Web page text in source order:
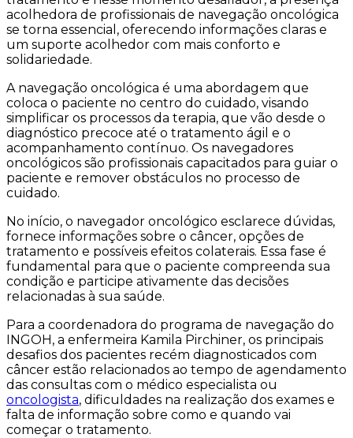
acolhedora de profissionais de navegação oncológica
se torna essencial, oferecendo informações claras e
um suporte acolhedor com mais conforto e
solidariedade.
A navegação oncológica é uma abordagem que
coloca o paciente no centro do cuidado, visando
simplificar os processos da terapia, que vão desde o
diagnóstico precoce até o tratamento ágil e o
acompanhamento contínuo. Os navegadores
oncológicos são profissionais capacitados para guiar o
paciente e remover obstáculos no processo de
cuidado.
No início, o navegador oncológico esclarece dúvidas,
fornece informações sobre o câncer, opções de
tratamento e possíveis efeitos colaterais. Essa fase é
fundamental para que o paciente compreenda sua
condição e participe ativamente das decisões
relacionadas à sua saúde.
Para a coordenadora do programa de navegação do
INGOH, a enfermeira Kamila Pirchiner, os principais
desafios dos pacientes recém diagnosticados com
câncer estão relacionados ao tempo de agendamento
das consultas com o médico especialista ou
oncologista, dificuldades na realização dos exames e
falta de informação sobre como e quando vai
começar o tratamento.